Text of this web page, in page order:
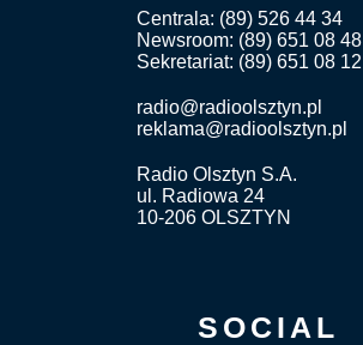
Centrala: (89) 526 44 34
Newsroom: (89) 651 08 48
Sekretariat: (89) 651 08 12
radio@radioolsztyn.pl
reklama@radioolsztyn.pl
Radio Olsztyn S.A.
ul. Radiowa 24
10-206 OLSZTYN
SOCIAL